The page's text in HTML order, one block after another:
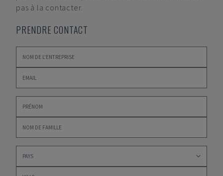
pas à la contacter.
PRENDRE CONTACT